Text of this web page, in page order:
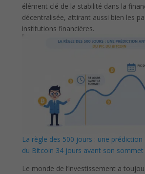
élément clé de la stabilité dans la
décentralisée, attirant aussi bien les
institutions financières.
La règle des 500 jours : une prédiction
du Bitcoin 34 jours avant son sommet
Le monde de l’investissement a